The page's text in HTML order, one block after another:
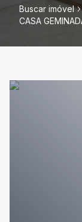
Buscar imóvel
CASA